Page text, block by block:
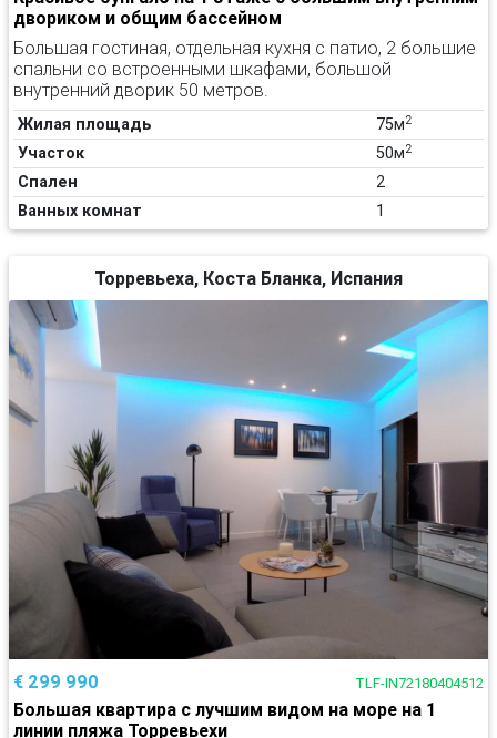
двориком и общим бассейном
Большая гостиная, отдельная кухня с патио, 2 большие
спальни со встроенными шкафами, большой
внутренний дворик 50 метров.
Жилая площадь 75м2
Участок 50м2
Спален
2
Ванных комнат
1
Торревьеха, Коста Бланка, Испания
€ 299 990 TLF-IN72180404512
Большая квартира с лучшим видом на море на 1
линии пляжа Торревьехи